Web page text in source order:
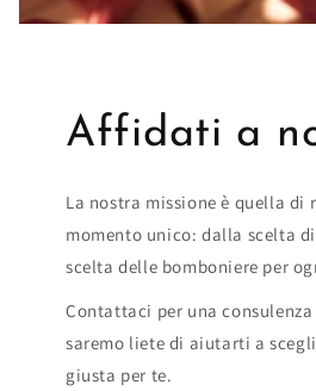
Affidati a
La nostra missione è quella di
momento unico: dalla scelta
scelta delle bomboniere per
Contattaci per una
saremo liete di aiutarti a
giusta per te.